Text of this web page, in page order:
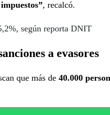
, recalcó.
según reporta DNIT
a evasores
que más de 40.000